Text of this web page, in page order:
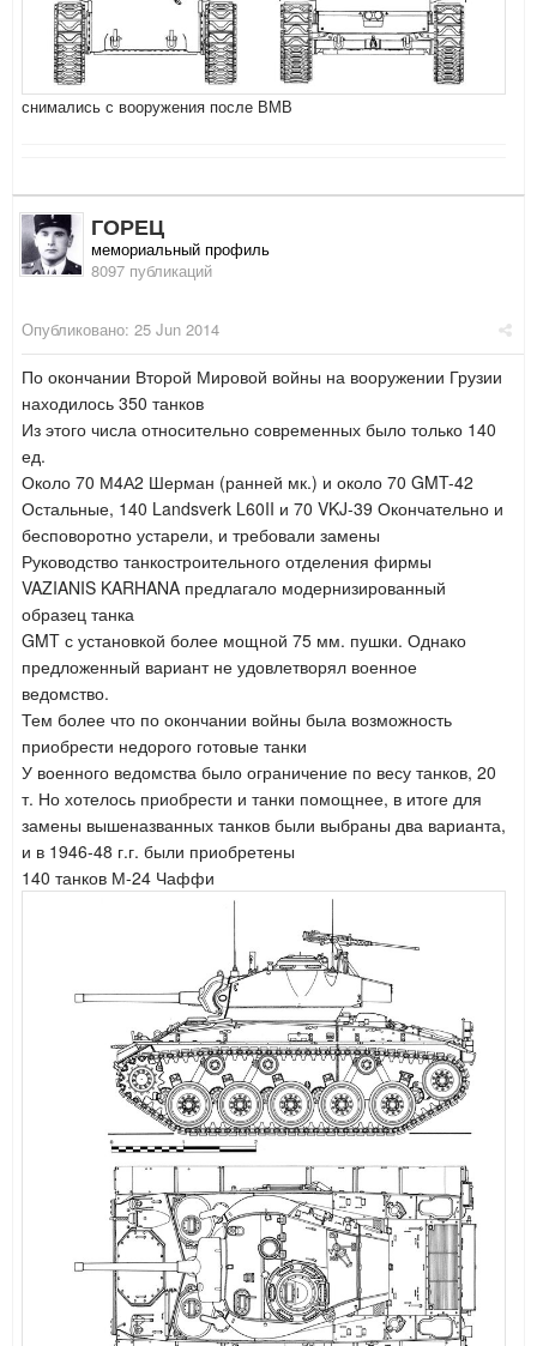
снимались с вооружения после ВМВ
ГОРЕЦ
мемориальный профиль
8097 публикаций
Опубликовано: 25 Jun 2014
По окончании Второй Мировой войны на вооружении Грузии
находилось 350 танков
Из этого числа относительно современных было только 140
ед.
Около 70 М4А2 Шерман (ранней мк.) и около 70 GMT-42
Остальные, 140 Landsverk L60II и 70 VKJ-39 Окончательно и
бесповоротно устарели, и требовали замены
Руководство танкостроительного отделения фирмы
VAZIANIS KARHANA предлагало модернизированный
образец танка
GMT с установкой более мощной 75 мм. пушки. Однако
предложенный вариант не удовлетворял военное
ведомство.
Тем более что по окончании войны была возможность
приобрести недорого готовые танки
У военного ведомства было ограничение по весу танков, 20
т. Но хотелось приобрести и танки помощнее, в итоге для
замены вышеназванных танков были выбраны два варианта,
и в 1946-48 г.г. были приобретены
140 танков М-24 Чаффи